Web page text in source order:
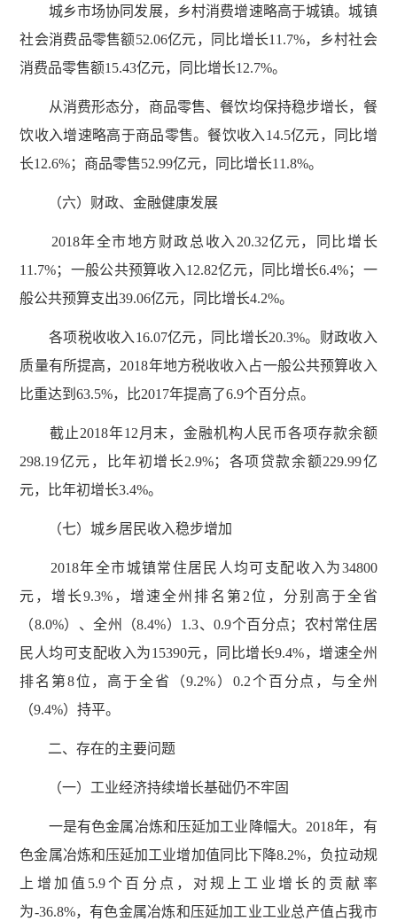
城乡市场协同发展，乡村消费增速略高于城镇。城镇
社会消费品零售额52.06亿元，同比增长11.7%，乡村社会
消费品零售额15.43亿元，同比增长12.7%。
从消费形态分，商品零售、餐饮均保持稳步增长，餐
饮收入增速略高于商品零售。餐饮收入14.5亿元，同比增
长12.6%；商品零售52.99亿元，同比增长11.8%。
（六）财政、金融健康发展
2018年全市地方财政总收入20.32亿元，同比增长
11.7%；一般公共预算收入12.82亿元，同比增长6.4%；一
般公共预算支出39.06亿元，同比增长4.2%。
各项税收收入16.07亿元，同比增长20.3%。财政收入
质量有所提高，2018年地方税收收入占一般公共预算收入
比重达到63.5%，比2017年提高了6.9个百分点。
截止2018年12月末，金融机构人民币各项存款余额
298.19亿元，比年初增长2.9%；各项贷款余额229.99亿
元，比年初增长3.4%。
（七）城乡居民收入稳步增加
2018年全市城镇常住居民人均可支配收入为34800
元，增长9.3%，增速全州排名第2位，分别高于全省
（8.0%）、全州（8.4%）1.3、0.9个百分点；农村常住居
民人均可支配收入为15390元，同比增长9.4%，增速全州
排名第8位，高于全省（9.2%）0.2个百分点，与全州
（9.4%）持平。
二、存在的主要问题
（一）工业经济持续增长基础仍不牢固
一是有色金属冶炼和压延加工业降幅大。2018年，有
色金属冶炼和压延加工业增加值同比下降8.2%，负拉动规
上增加值5.9个百分点，对规上工业增长的贡献率
为-36.8%，有色金属冶炼和压延加工业工业总产值占我市